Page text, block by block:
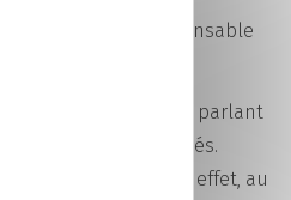
est indispensable
les profils parlant
sont priorisés.
apprécié. En effet, au